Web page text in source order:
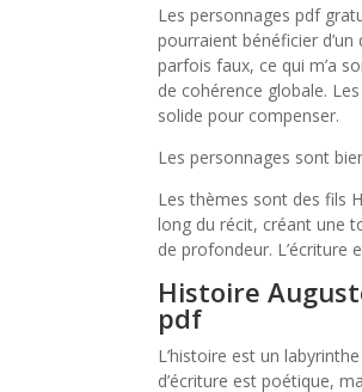
Les personnages pdf
pourraient bénéficier
parfois faux, ce qui m’a
de cohérence globale.
solide pour compenser.
Les personnages sont
Les thèmes sont des fils
long du récit, créant une
de profondeur. L’écriture
Histoire
pdf
L’histoire est un
d’écriture est poétique,